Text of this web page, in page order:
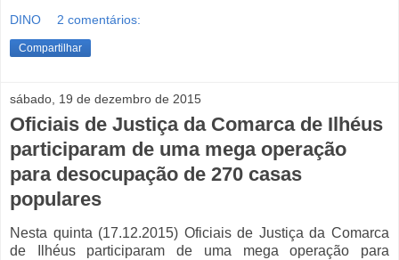
DINO 2 comentários:
Compartilhar
sábado, 19 de dezembro de 2015
Oficiais de Justiça da Comarca de Ilhéus
participaram de uma mega operação
para desocupação de 270 casas
populares
Nesta quinta (17.12.2015) Oficiais de Justiça da Comarca
de Ilhéus participaram de uma mega operação para